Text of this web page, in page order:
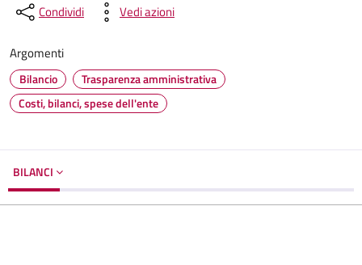
Condividi Vedi azioni
Argomenti
Bilancio
Trasparenza amministrativa
Costi, bilanci, spese dell'ente
BILANCI